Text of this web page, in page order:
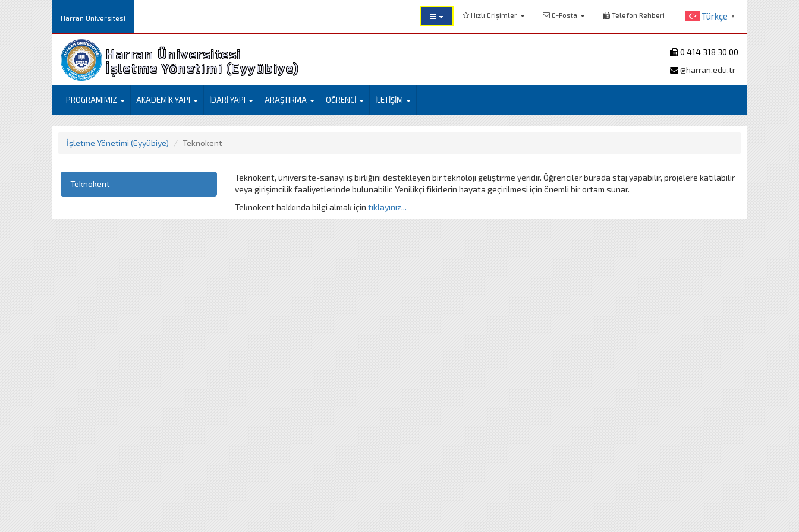
Harran Üniversitesi Hızlı Erişimler E-Posta Telefon Rehberi Türkçe ▼
Harran Üniversitesi
İşletme Yönetimi (Eyyübiye)
0 414 318 30 00
@harran.edu.tr
PROGRAMIMIZ AKADEMİK YAPI İDARİ YAPI ARAŞTIRMA ÖĞRENCİ İLETİŞİM
İşletme Yönetimi (Eyyübiye) Teknokent
Teknokent
Teknokent, üniversite-sanayi iş birliğini destekleyen bir teknoloji geliştirme yeridir. Öğrenciler burada staj yapabilir, projelere katılabilir
veya girişimcilik faaliyetlerinde bulunabilir. Yenilikçi fikirlerin hayata geçirilmesi için önemli bir ortam sunar.
Teknokent hakkında bilgi almak için tıklayınız...